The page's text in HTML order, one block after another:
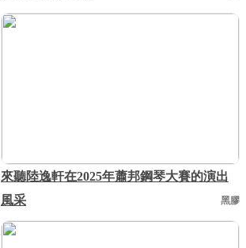
來聽陸逸軒在2025年蕭邦鋼琴大賽的演出
風采
黑膠